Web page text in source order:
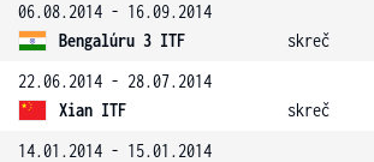
06.08.2014 - 16.09.2014
Bengalúru 3 ITF
skreč
22.06.2014 - 28.07.2014
Xian ITF
skreč
14.01.2014 - 15.01.2014